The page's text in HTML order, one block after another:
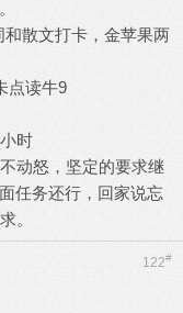
散文打卡，金苹果两
点读牛9
时
动怒，坚定的要求继
任务还行，回家说忘
。
122#